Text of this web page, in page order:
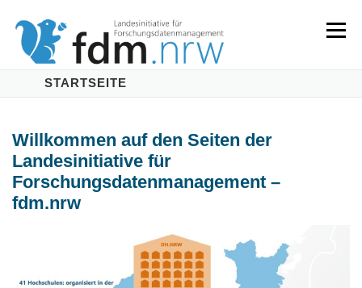
Inhalt
springen
Menü
KOMPETENZEN & VERANSTALTUNGEN
STARTSEITE
Willkommen auf den Seiten der
Landesinitiative für
Forschungsdatenmanagement –
fdm.nrw